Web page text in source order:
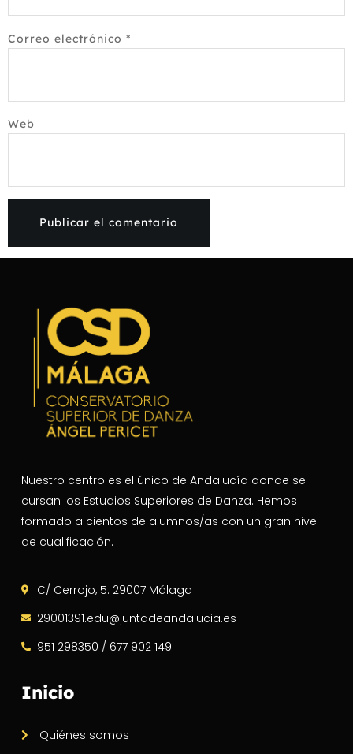
Correo electrónico *
Web
Nuestro centro es el único de Andalucía donde se
cursan los Estudios Superiores de Danza. Hemos
formado a cientos de alumnos/as con un gran nivel
de cualificación.
C/ Cerrojo, 5. 29007 Málaga
29001391.edu@juntadeandalucia.es
951 298350 / 677 902 149
Inicio
Quiénes somos